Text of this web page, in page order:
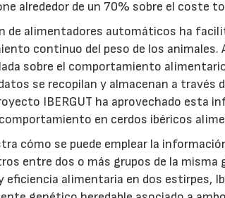
alrededor de un 70% sobre el coste
de alimentadores automáticos ha
continuo del peso de los
sobre el comportamiento
se recopilan y almacenan a través
IBERGUT ha aprovechado esta
en cerdos ibéricos
cómo se puede emplear la
entre dos o más grupos de la misma
alimentaria en dos estirpes,